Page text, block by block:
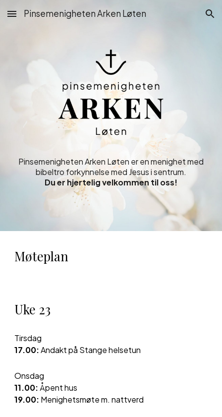
Skip to main content Skip to navigation
Pinsemenigheten Arken Løten
Pinsemenigheten Arken Løten er en menighet med
bibeltro forkynnelse med Jesus i sentrum.
Du er hjertelig velkommen til oss!
Møteplan
Uke 23
Tirsdag
17.00:Andakt på Stangehelsetun
Onsdag
11.00: Åpent hus
19.00: Menighetsmøte m. nattverd